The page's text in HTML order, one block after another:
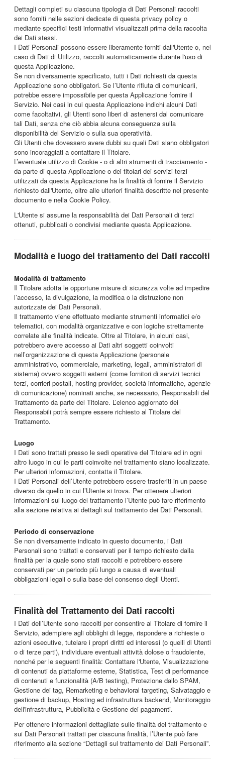
Dettagli completi su ciascuna tipologia di Dati Personali raccolti
sono forniti nelle sezioni dedicate di questa privacy policy o
mediante specifici testi informativi visualizzati prima della raccolta
dei Dati stessi.
I Dati Personali possono essere liberamente forniti dall'Utente o, nel
caso di Dati di Utilizzo, raccolti automaticamente durante l'uso di
questa Applicazione.
Se non diversamente specificato, tutti i Dati richiesti da questa
Applicazione sono obbligatori. Se l’Utente rifiuta di comunicarli,
potrebbe essere impossibile per questa Applicazione fornire il
Servizio. Nei casi in cui questa Applicazione indichi alcuni Dati
come facoltativi, gli Utenti sono liberi di astenersi dal comunicare
tali Dati, senza che ciò abbia alcuna conseguenza sulla
disponibilità del Servizio o sulla sua operatività.
Gli Utenti che dovessero avere dubbi su quali Dati siano obbligatori
sono incoraggiati a contattare il Titolare.
L’eventuale utilizzo di Cookie - o di altri strumenti di tracciamento -
da parte di questa Applicazione o dei titolari dei servizi terzi
utilizzati da questa Applicazione ha la finalità di fornire il Servizio
richiesto dall'Utente, oltre alle ulteriori finalità descritte nel presente
documento e nella Cookie Policy.
L'Utente si assume la responsabilità dei Dati Personali di terzi
ottenuti, pubblicati o condivisi mediante questa Applicazione.
Modalità e luogo del trattamento dei Dati raccolti
Modalità di trattamento
Il Titolare adotta le opportune misure di sicurezza volte ad impedire
l’accesso, la divulgazione, la modifica o la distruzione non
autorizzate dei Dati Personali.
Il trattamento viene effettuato mediante strumenti informatici e/o
telematici, con modalità organizzative e con logiche strettamente
correlate alle finalità indicate. Oltre al Titolare, in alcuni casi,
potrebbero avere accesso ai Dati altri soggetti coinvolti
nell’organizzazione di questa Applicazione (personale
amministrativo, commerciale, marketing, legali, amministratori di
sistema) ovvero soggetti esterni (come fornitori di servizi tecnici
terzi, corrieri postali, hosting provider, società informatiche, agenzie
di comunicazione) nominati anche, se necessario, Responsabili del
Trattamento da parte del Titolare. L’elenco aggiornato dei
Responsabili potrà sempre essere richiesto al Titolare del
Trattamento.
Luogo
I Dati sono trattati presso le sedi operative del Titolare ed in ogni
altro luogo in cui le parti coinvolte nel trattamento siano localizzate.
Per ulteriori informazioni, contatta il Titolare.
I Dati Personali dell’Utente potrebbero essere trasferiti in un paese
diverso da quello in cui l’Utente si trova. Per ottenere ulteriori
informazioni sul luogo del trattamento l’Utente può fare riferimento
alla sezione relativa ai dettagli sul trattamento dei Dati Personali.
Periodo di conservazione
Se non diversamente indicato in questo documento, i Dati
Personali sono trattati e conservati per il tempo richiesto dalla
finalità per la quale sono stati raccolti e potrebbero essere
conservati per un periodo più lungo a causa di eventuali
obbligazioni legali o sulla base del consenso degli Utenti.
Finalità del Trattamento dei Dati raccolti
I Dati dell’Utente sono raccolti per consentire al Titolare di fornire il
Servizio, adempiere agli obblighi di legge, rispondere a richieste o
azioni esecutive, tutelare i propri diritti ed interessi (o quelli di Utenti
o di terze parti), individuare eventuali attività dolose o fraudolente,
nonché per le seguenti finalità: Contattare l'Utente, Visualizzazione
di contenuti da piattaforme esterne, Statistica, Test di performance
di contenuti e funzionalità (A/B testing), Protezione dallo SPAM,
Gestione dei tag, Remarketing e behavioral targeting, Salvataggio e
gestione di backup, Hosting ed infrastruttura backend, Monitoraggio
dell'infrastruttura, Pubblicità e Gestione dei pagamenti.
Per ottenere informazioni dettagliate sulle finalità del trattamento e
sui Dati Personali trattati per ciascuna finalità, l’Utente può fare
riferimento alla sezione “Dettagli sul trattamento dei Dati Personali”.